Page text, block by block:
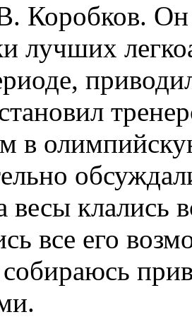
Коробков.
лучших
в
клались
все его